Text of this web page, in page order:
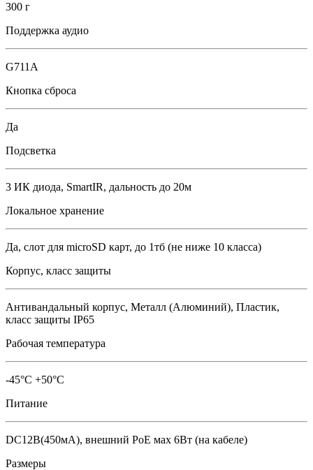
300 г
Поддержка аудио
G711A
Кнопка сброса
Да
Подсветка
3 ИК диода, SmartIR, дальность до 20м
Локальное хранение
Да, слот для microSD карт, до 1тб (не ниже 10 класса)
Корпус, класс защиты
Антивандальный корпус, Металл (Алюминий), Пластик,
класс защиты IР65
Рабочая температура
-45°C +50°C
Питание
DC12В(450мА), внешний PoE мах 6Вт (на кабеле)
Размеры